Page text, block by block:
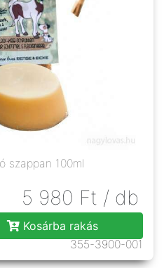
szappan 100ml
5 980 Ft / db
Kosárba rakás
355-3900-001